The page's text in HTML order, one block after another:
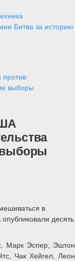
Битва за историю
выборы
выборы
в
десять
Марк Эспер, Эштон
Чак Хейгел, Леон